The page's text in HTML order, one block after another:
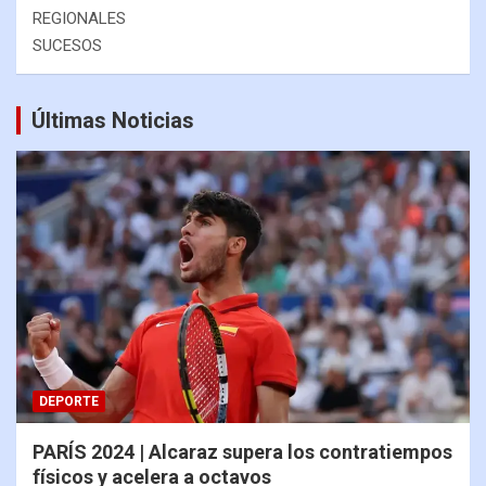
REGIONALES
SUCESOS
Últimas Noticias
DEPORTE
PARÍS 2024 | Alcaraz supera los contratiempos
físicos y acelera a octavos